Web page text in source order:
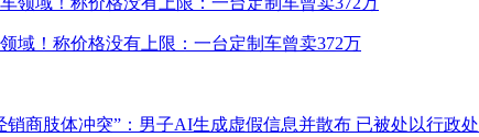
域！称价格没有上限：一台定制车曾卖372万